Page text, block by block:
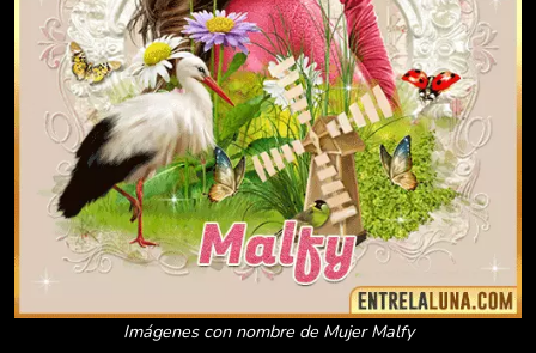
Imágenes con nombre de Mujer Malfy